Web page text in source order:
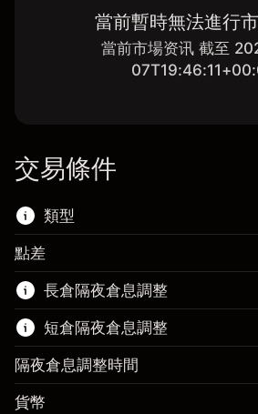
當前暫時無法進行
當前市場资讯 截至
交易條件
類型
該金融市場可進行差價合約交易
了解更多：
差價合約
點差
長倉隔夜倉息調整
短倉隔夜倉息調整
隔夜倉息調整時間
貨幣